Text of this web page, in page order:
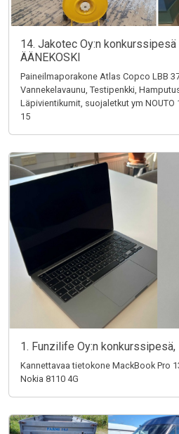
14. Jakotec Oy:n
ÄÄNEKOSKI
Paineilmaporakone Atlas Copco LBB
Vannekelavaunu, Testipenkki,
Läpivientikumit, suojaletkut ym NOUTO
15
1. Funzilife Oy:n
Kannettavaa tietokone MackBook Pro
Nokia 8110 4G